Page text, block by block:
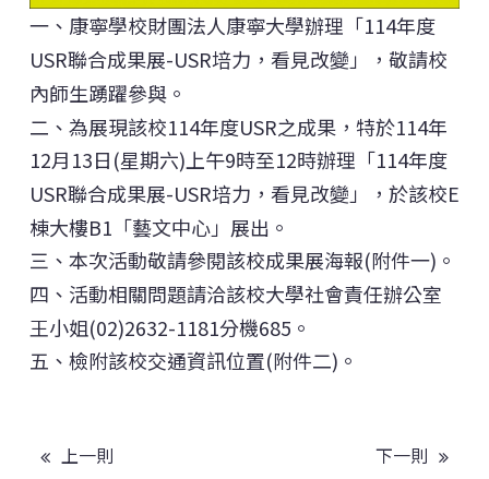
一、康寧學校財團法人康寧大學辦理「114年度
USR聯合成果展-USR培力，看見改變」，敬請校
內師生踴躍參與。
二、為展現該校114年度USR之成果，特於114年
12月13日(星期六)上午9時至12時辦理「114年度
USR聯合成果展-USR培力，看見改變」，於該校E
棟大樓B1「藝文中心」展出。
三、本次活動敬請參閱該校成果展海報(附件一)。
四、活動相關問題請洽該校大學社會責任辦公室
王小姐(02)2632-1181分機685。
五、檢附該校交通資訊位置(附件二)。
上一則 下一則